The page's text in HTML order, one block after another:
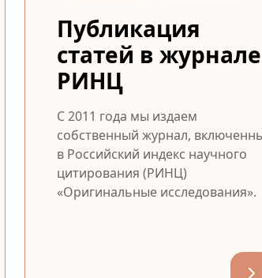
Публикация
статей в журнале
РИНЦ
С 2011 года мы издаем
собственный журнал,
в Российский индекс научного
цитирования (РИНЦ)
«Оригинальные исследования».